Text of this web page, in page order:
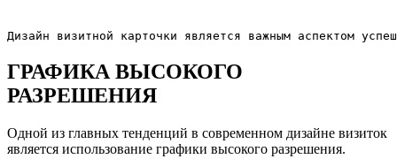
Дизайн визитной карточки является важным аспектом
ГРАФИКА ВЫСОКОГО
РАЗРЕШЕНИЯ
Одной из главных тенденций в современном дизайне визиток
является использование графики высокого разрешения.